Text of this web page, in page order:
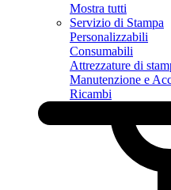
Mostra tutti
Servizio di Stampa
Personalizzabili
Consumabili
Attrezzature di
Manutenzione e
Ricambi